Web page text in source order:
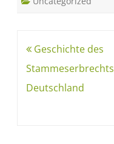
Geschichte des
Deutschland